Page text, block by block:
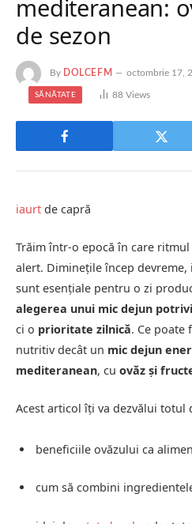
mediteranean:
de sezon
By DOLCEFM octombrie 17,
SĂNĂTATE 88Views
iaurt de capră
Trăim într-o epocă în care
alert. Diminețile încep
sunt esențiale pentru o zi
alegerea unui mic dejun
ci o prioritate zilnică. Ce poate
nutritiv decât un mic dejun
mediteranean, cu ovăz și
Acest articol îți va dezvălui totul
beneficiile ovăzului ca
cum să combini